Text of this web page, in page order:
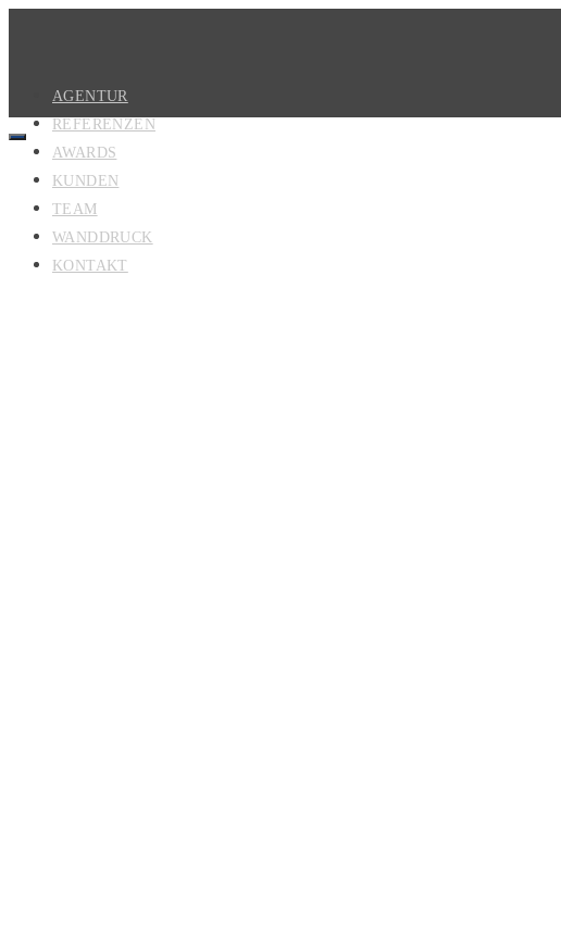
AGENTUR
REFERENZEN
AWARDS
KUNDEN
TEAM
WANDDRUCK
KONTAKT